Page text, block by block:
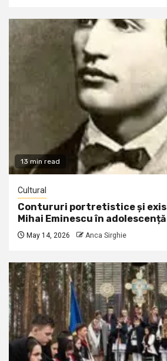
13 min read
Cultural
Contururi portretistice și
Mihai Eminescu în adolescență
May 14, 2026 Anca Sirghie